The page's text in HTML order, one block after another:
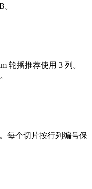
轮播推荐使用 3 列。
每个切片按行列编号保